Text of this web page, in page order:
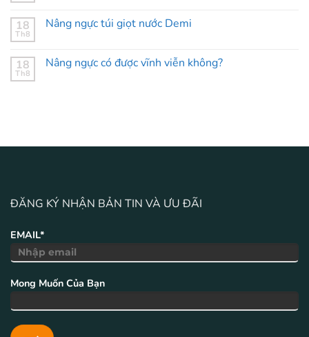
18
Th8
Nâng ngực túi giọt nước Demi
18
Th8
Nâng ngực có được vĩnh viễn không?
ĐĂNG KÝ NHẬN BẢN TIN VÀ ƯU ĐÃI
EMAIL*
Mong Muốn Của Bạn